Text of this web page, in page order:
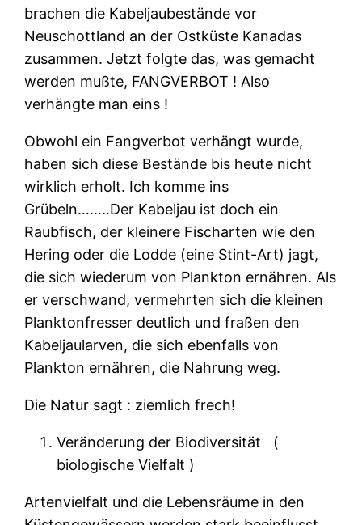
brachen die Kabeljaubestände vor
Neuschottland an der Ostküste Kanadas
zusammen. Jetzt folgte das, was gemacht
werden mußte, FANGVERBOT ! Also
verhängte man eins !
Obwohl ein Fangverbot verhängt wurde,
haben sich diese Bestände bis heute nicht
wirklich erholt. Ich komme ins
Grübeln……..Der Kabeljau ist doch ein
Raubfisch, der kleinere Fischarten wie den
Hering oder die Lodde (eine Stint-Art) jagt,
die sich wiederum von Plankton ernähren. Als
er verschwand, vermehrten sich die kleinen
Planktonfresser deutlich und fraßen den
Kabeljaularven, die sich ebenfalls von
Plankton ernähren, die Nahrung weg.
Die Natur sagt : ziemlich frech!
Veränderung der Biodiversität
(
biologische Vielfalt )
Artenvielfalt und die Lebensräume in den